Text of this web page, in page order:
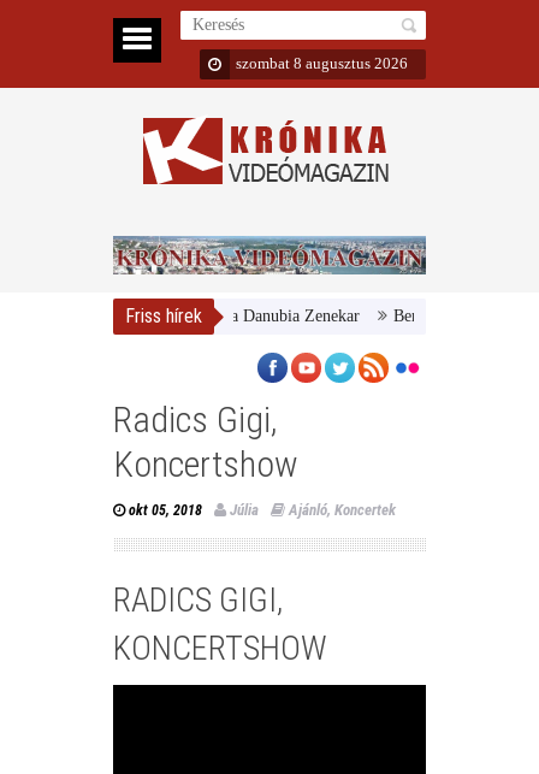
szombat 8 augusztus 2026
Friss hírek
Nemzeti Galéria és a Danubia Zenekar Bemutatta 2024/25-ös
Radics Gigi,
Koncertshow
okt 05, 2018 Júlia Ajánló, Koncertek
RADICS GIGI,
KONCERTSHOW